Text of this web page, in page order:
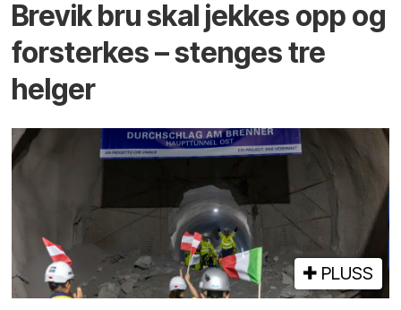
Brevik bru skal jekkes opp og
forsterkes – stenges tre
helger
PLUSS